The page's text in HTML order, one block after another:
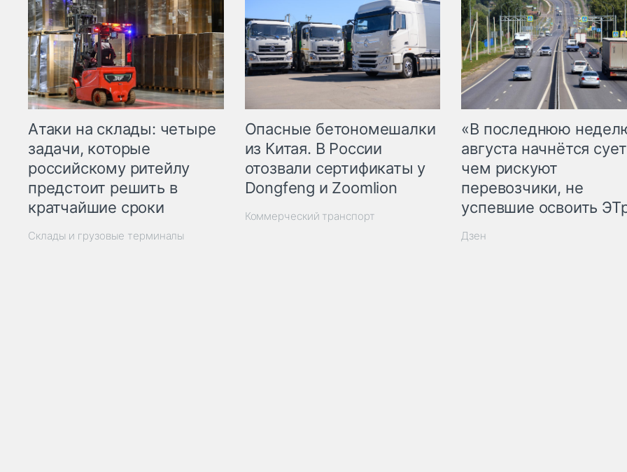
Атаки на склады: четыре
задачи, которые
российскому ритейлу
предстоит решить в
кратчайшие сроки
Склады и грузовые терминалы
Опасные бетономешалки
из Китая. В России
отозвали сертификаты у
Dongfeng и Zoomlion
Коммерческий транспорт
«В последнюю
августа начнётся
чем рискуют
перевозчики, не
успевшие освоить
Дзен